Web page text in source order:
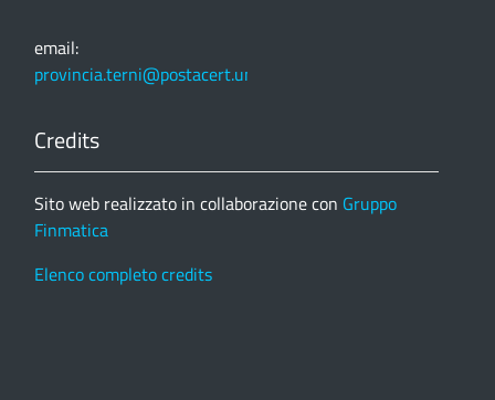
email:
provincia.terni@postacert.umbria.it
Credits
Sito web realizzato in collaborazione con Gruppo
Finmatica
Elenco completo credits